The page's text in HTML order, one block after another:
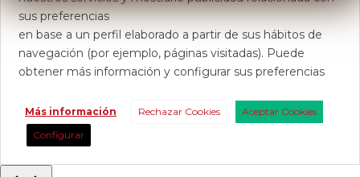
sus preferencias
en base a un perfil elaborado a partir de sus hábitos de
navegación (por ejemplo, páginas visitadas). Puede
obtener más información y configurar sus preferencias
Más información Rechazar Cookies
Aceptar Cookies
Configurar